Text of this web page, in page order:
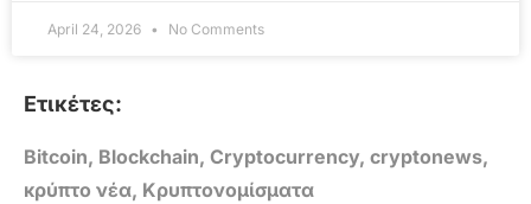
April 24, 2026 No Comments
Ετικέτες:
Bitcoin, Blockchain, Cryptocurrency, cryptonews,
κρύπτο νέα, Κρυπτονομίσματα